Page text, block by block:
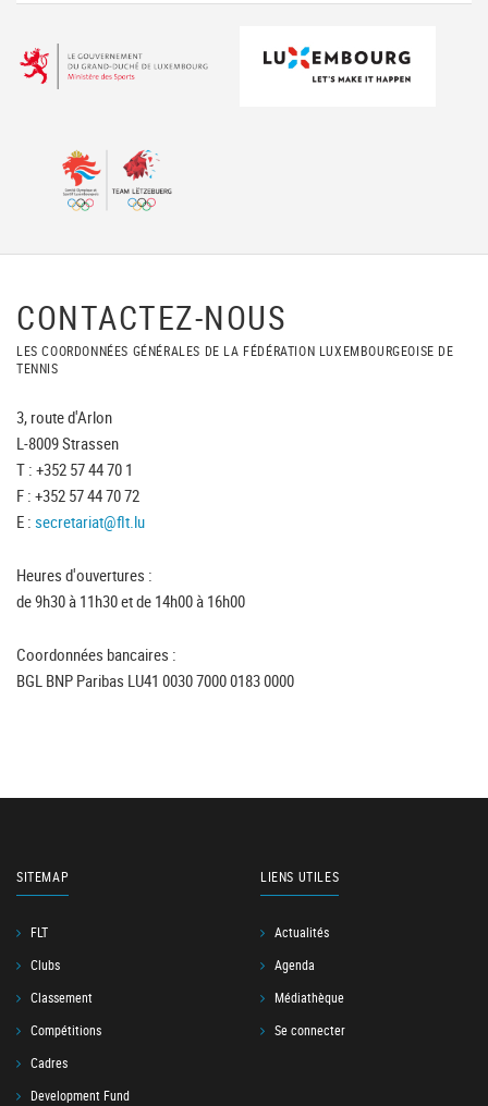
CONTACTEZ-NOUS
LES COORDONNÉES GÉNÉRALES DE LA FÉDÉRATION LUXEMBOURGEOISE DE
TENNIS
3, route d'Arlon
L-8009 Strassen
T : +352 57 44 70 1
F : +352 57 44 70 72
E : secretariat@flt.lu
Heures d'ouvertures :
de 9h30 à 11h30 et de 14h00 à 16h00
Coordonnées bancaires :
BGL BNP Paribas LU41 0030 7000 0183 0000
SITEMAP
FLT
Clubs
Classement
Compétitions
Cadres
Development Fund
LIENS UTILES
Actualités
Agenda
Médiathèque
Se connecter